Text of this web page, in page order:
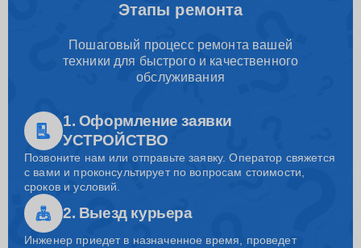
Этапы ремонта
Пошаговый процесс ремонта вашей
техники для быстрого и качественного
обслуживания
1. Оформление заявки
УСТРОЙСТВО
Позвоните нам или отправьте заявку. Оператор свяжется
с вами и проконсультирует по вопросам стоимости,
сроков и условий.
2. Выезд курьера
Инженер приедет в назначенное время, проведет